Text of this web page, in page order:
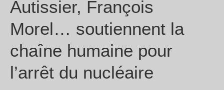
Autissier, François
Morel… soutiennent la
chaîne humaine pour
l’arrêt du nucléaire